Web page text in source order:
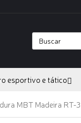
esportivo e tático
MBT Madeira